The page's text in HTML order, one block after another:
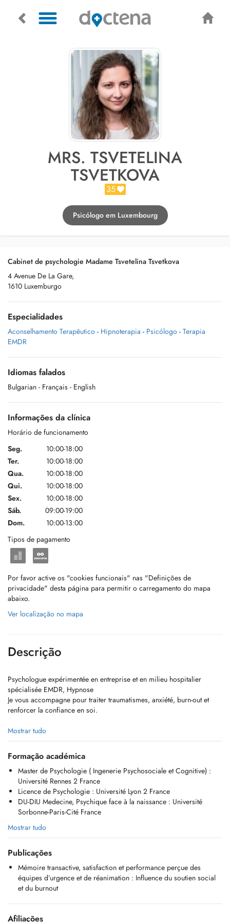
MRS. TSVETELINA
TSVETKOVA
35
Psicólogo em Luxembourg
Cabinet de psychologie Madame Tsvetelina Tsvetkova
4 Avenue De La Gare,
1610 Luxemburgo
Especialidades
Aconselhamento Terapêutico - Hipnoterapia - Psicólogo - Terapia
EMDR
Idiomas falados
Bulgarian - Français - English
Informações da clínica
Horário de funcionamento
Seg.
10:00-18:00
Ter.
10:00-18:00
Qua.
10:00-18:00
Qui.
10:00-18:00
Sex.
10:00-18:00
Sáb.
09:00-19:00
Dom.
10:00-13:00
Tipos de pagamento
Por favor active os "cookies funcionais" nas "Definições de
privacidade" desta página para permitir o carregamento do mapa
abaixo.
Ver localização no mapa
Descrição
Psychologue expérimentée en entreprise et en milieu hospitalier
spécialisée EMDR, Hypnose
Je vous accompagne pour traiter traumatismes, anxiété, burn-out et
renforcer la confiance en soi.
* Méthodes : EMDR, hypnose thérapeutique, EFT, techniques
personnalisées de gestion du stress.
* Je réalise également des bilans de compétences (reconversion,
orientation).
Informations pratiques :
* Séances non remboursées par la CNS (certaines mutuelles peuvent
proposer un remboursement partiel ou total)
* Tout rendez-vous annulé ou non honoré moins de 24h à lavance est
facturé, sauf force majeure
téléphone.
Email:tsvetelina.tsvetkova@live.fr
Tel: +352 691 80 93 17
I provide support in the following area:
Mostrar tudo
Formação académica
Master de Psychologie ( Ingenerie Psychosociale et Cognitive) :
Université Rennes 2 France
Licence de Psychologie : Université Lyon 2 France
DU-DIU Medecine, Psychique face à la naissance : Université
Sorbonne-Paris-Cité France
Mostrar tudo
Publicações
Mémoire transactive, satisfaction et performance perçue des
équipes d’urgence et de réanimation : Influence du soutien social
et du burnout
Afiliações